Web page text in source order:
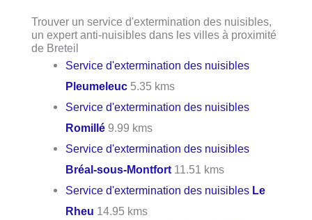
Trouver un service d'extermination des nuisibles,
un expert anti-nuisibles dans les villes à proximité
de Breteil
Service d'extermination des nuisibles
Pleumeleuc 5.35 kms
Service d'extermination des nuisibles
Romillé 9.99 kms
Service d'extermination des nuisibles
Bréal-sous-Montfort 11.51 kms
Service d'extermination des nuisibles Le
Rheu 14.95 kms